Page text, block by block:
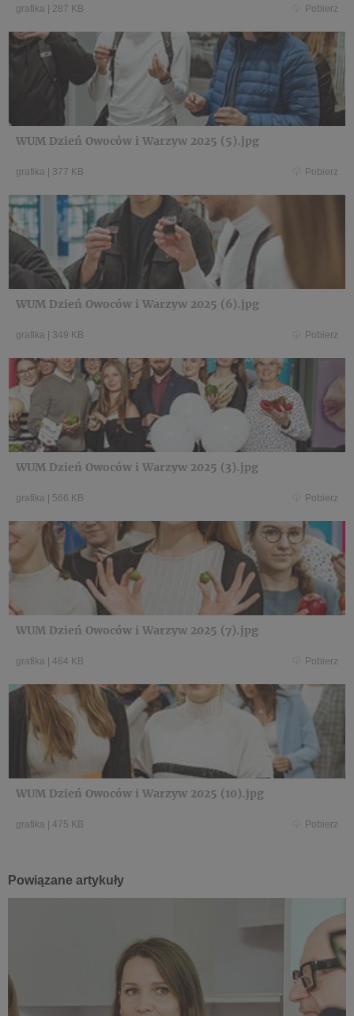
grafika | 287 KB Pobierz
WUM Dzień Owoców i Warzyw 2025 (5).jpg
grafika | 377 KB Pobierz
WUM Dzień Owoców i Warzyw 2025 (6).jpg
grafika | 349 KB Pobierz
WUM Dzień Owoców i Warzyw 2025 (3).jpg
grafika | 566 KB Pobierz
WUM Dzień Owoców i Warzyw 2025 (7).jpg
grafika | 464 KB Pobierz
WUM Dzień Owoców i Warzyw 2025 (10).jpg
grafika | 475 KB Pobierz
Powiązane artykuły